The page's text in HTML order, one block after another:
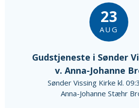
23
AUG
Gudstjeneste i Sønder
v. Anna-Johanne
Sønder Vissing Kirke kl.
Anna-Johanne Stæhr